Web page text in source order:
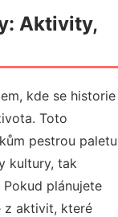
Aktivity,
kde se historie
Toto
pestrou paletu
kultury, tak
plánujete
z aktivit, které